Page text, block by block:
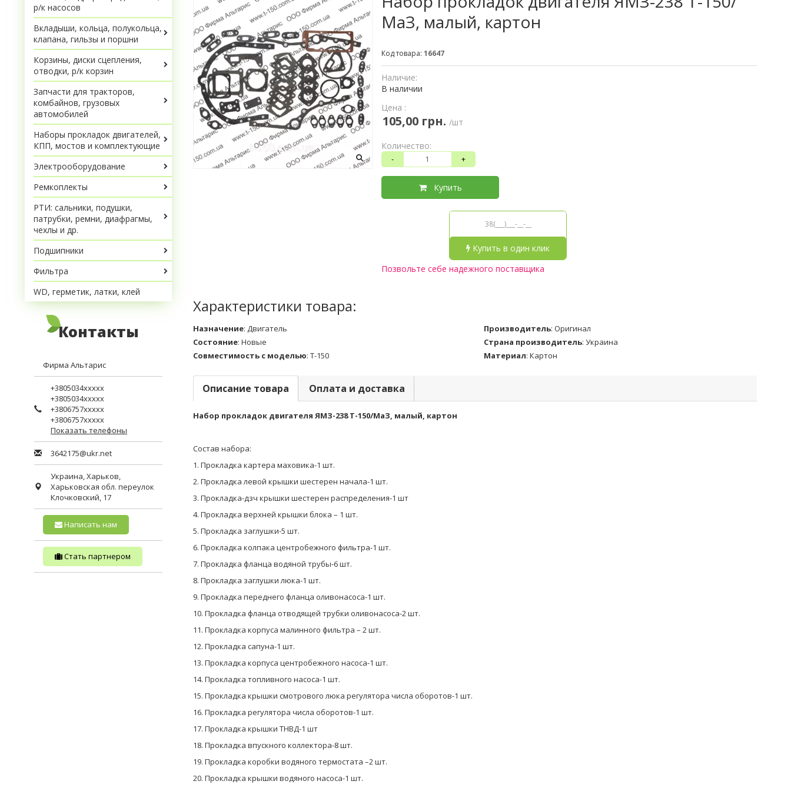
МаЗ, малый, картон
Код товара: 16647
Наличие:
В наличии
Цена :
105,00 грн. /шт
Количество:
- +
Купить
Купить в один клик
Позвольте себе надежного поставщика
Характеристики товара:
Назначение: Двигатель Производитель: Оригинал
Состояние: Новые Страна производитель: Украина
Совместимость с моделью: Т-150 Материал: Картон
Описание товара Оплата и доставка
Набор прокладок двигателя ЯМЗ-238 Т-150/МаЗ, малый, картон
Состав набора:
1. Прокладка картера маховика-1 шт.
2. Прокладка левой крышки шестерен начала-1 шт.
3. Прокладка-дзч крышки шестерен распределения-1 шт
4. Прокладка верхней крышки блока – 1 шт.
5. Прокладка заглушки-5 шт.
6. Прокладка колпака центробежного фильтра-1 шт.
7. Прокладка фланца водяной трубы-6 шт.
8. Прокладка заглушки люка-1 шт.
9. Прокладка переднего фланца оливонасоса-1 шт.
10. Прокладка фланца отводящей трубки оливонасоса-2 шт.
11. Прокладка корпуса малинного фильтра – 2 шт.
12. Прокладка сапуна-1 шт.
13. Прокладка корпуса центробежного насоса-1 шт.
14. Прокладка топливного насоса-1 шт.
15. Прокладка крышки смотрового люка регулятора числа оборотов-1 шт.
16. Прокладка регулятора числа оборотов-1 шт.
17. Прокладка крышки ТНВД-1 шт
18. Прокладка впускного коллектора-8 шт.
19. Прокладка коробки водяного термостата –2 шт.
20. Прокладка крышки водяного насоса-1 шт.
р/к насосов
Вкладыши, кольца, полукольца,
клапана, гильзы и поршни
Корзины, диски сцепления,
отводки, р/к корзин
Запчасти для тракторов,
комбайнов, грузовых
автомобилей
Наборы прокладок двигателей,
КПП, мостов и комплектующие
Электрооборудование
Ремкоплекты
РТИ: сальники, подушки,
патрубки, ремни, диафрагмы,
чехлы и др.
Подшипники
Фильтра
WD, герметик, латки, клей
Контакты
Фирма Альтарис
+3805034xxxxx
+3805034xxxxx
+3806757xxxxx
+3806757xxxxx
Показать телефоны
3642175@ukr.net
Украина,Харьков,
Харьковская обл. переулок
Клочковский, 17
Написать нам
Стать партнером